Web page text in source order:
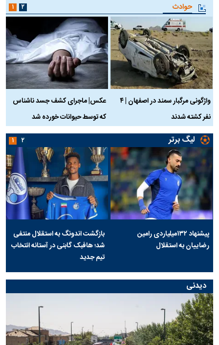
حوادث
واژگونی مرگبار سمند در اصفهان | ۴
نفر کشته شدند
عکس| ماجرای کشف جسد ناشناس
که توسط حیوانات خورده شد
۱ ۲
لیگ برتر
پیشنهاد ۱۳۲میلیاردی رامین
رضاییان به استقلال
بازگشت اندونگ به استقلال منتفی
شد؛ هافبک گابنی در آستانه انتخاب
تیم جدید
۱ ۲
دیدنی